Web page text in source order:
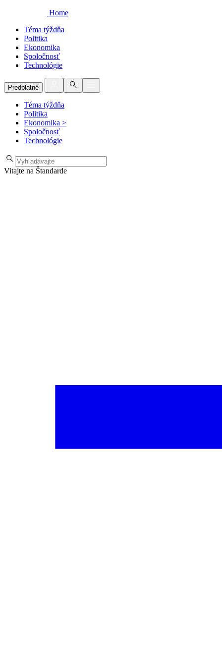
Home
Téma týždňa
Politika
Ekonomika
Spoločnosť
Technológie
Predplatné
Téma týždňa
Politika
Ekonomika >
Spoločnosť
Technológie
Vitajte na Štandarde